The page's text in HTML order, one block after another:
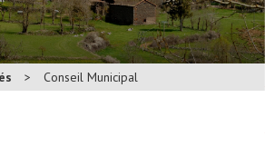
> Conseil Municipal